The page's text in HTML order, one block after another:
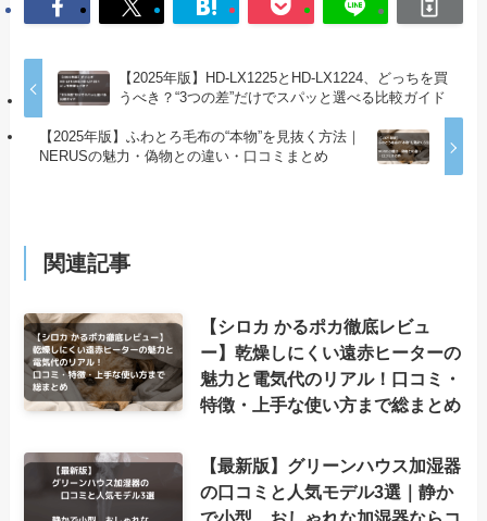
【2025年版】HD-LX1225とHD-LX1224、どっちを買
うべき？“3つの差”だけでスパッと選べる比較ガイド
【2025年版】ふわとろ毛布の“本物”を見抜く方法｜
NERUSの魅力・偽物との違い・口コミまとめ
関連記事
【シロカ かるポカ徹底レビュ
ー】乾燥しにくい遠赤ヒーターの
魅力と電気代のリアル！口コミ・
特徴・上手な使い方まで総まとめ
【最新版】グリーンハウス加湿器
の口コミと人気モデル3選｜静か